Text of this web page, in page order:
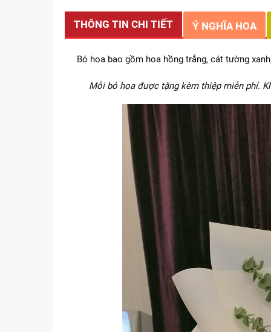
THÔNG TIN CHI TIẾT Ý NGHĨA HOA
Bó hoa bao gồm hoa hồng trắng, cát tường
Mỗi bó hoa được tặng kèm thiệp miễn phí.